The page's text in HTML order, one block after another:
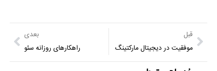
قبل
موفقیت در دیجیتال مارکتینگ
بعدی
راهکارهای روزانه سئو